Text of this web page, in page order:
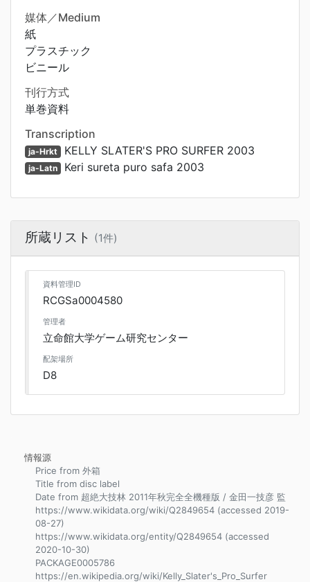
媒体／Medium
紙
プラスチック
ビニール
刊行方式
単巻資料
Transcription
ja-Hrkt KELLY SLATER'S PRO SURFER 2003
ja-Latn Keri sureta puro safa 2003
所蔵リスト (1件)
資料管理ID
RCGSa0004580
管理者
立命館大学ゲーム研究センター
配架場所
D8
情報源
Price from 外箱
Title from disc label
Date from 超絶大技林 2011年秋完全全機種版 / 金田一技彦 監
https://www.wikidata.org/wiki/Q2849654 (accessed 2019-
08-27)
https://www.wikidata.org/entity/Q2849654 (accessed
2020-10-30)
PACKAGE0005786
https://en.wikipedia.org/wiki/Kelly_Slater's_Pro_Surfer